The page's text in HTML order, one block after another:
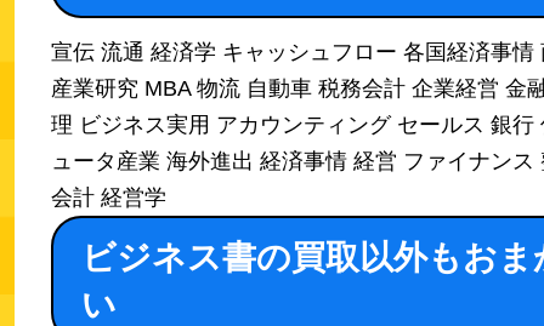
宣伝 流通 経済学 キャッシュフロー 各国経済事情
産業研究 MBA 物流 自動車 税務会計 企業経営 金
理 ビジネス実用 アカウンティング セールス 銀行
ュータ産業 海外進出 経済事情 経営 ファイナンス
会計 経営学
ビジネス書の買取以外もお
い